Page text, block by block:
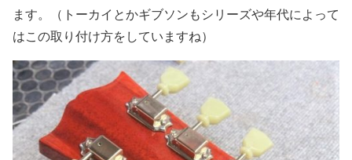
ます。（トーカイとかギブソンもシリーズや年代によって
はこの取り付け方をしていますね）